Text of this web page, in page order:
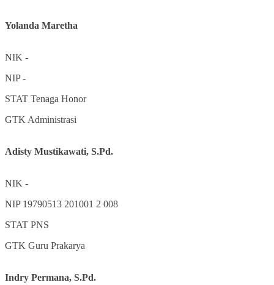
Yolanda Maretha
NIK -
NIP-
STAT Tenaga Honor
GTK Administrasi
Adisty Mustikawati, S.Pd.
NIK -
NIP 19790513 201001 2 008
STAT PNS
GTK Guru Prakarya
Indry Permana, S.Pd.